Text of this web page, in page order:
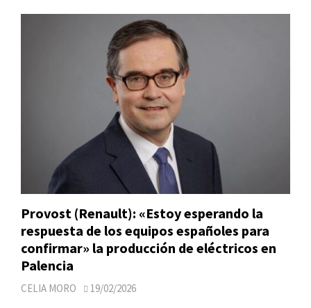
Provost (Renault): «Estoy esperando la
respuesta de los equipos españoles para
confirmar» la producción de eléctricos en
Palencia
CELIA MORO 19/02/2026